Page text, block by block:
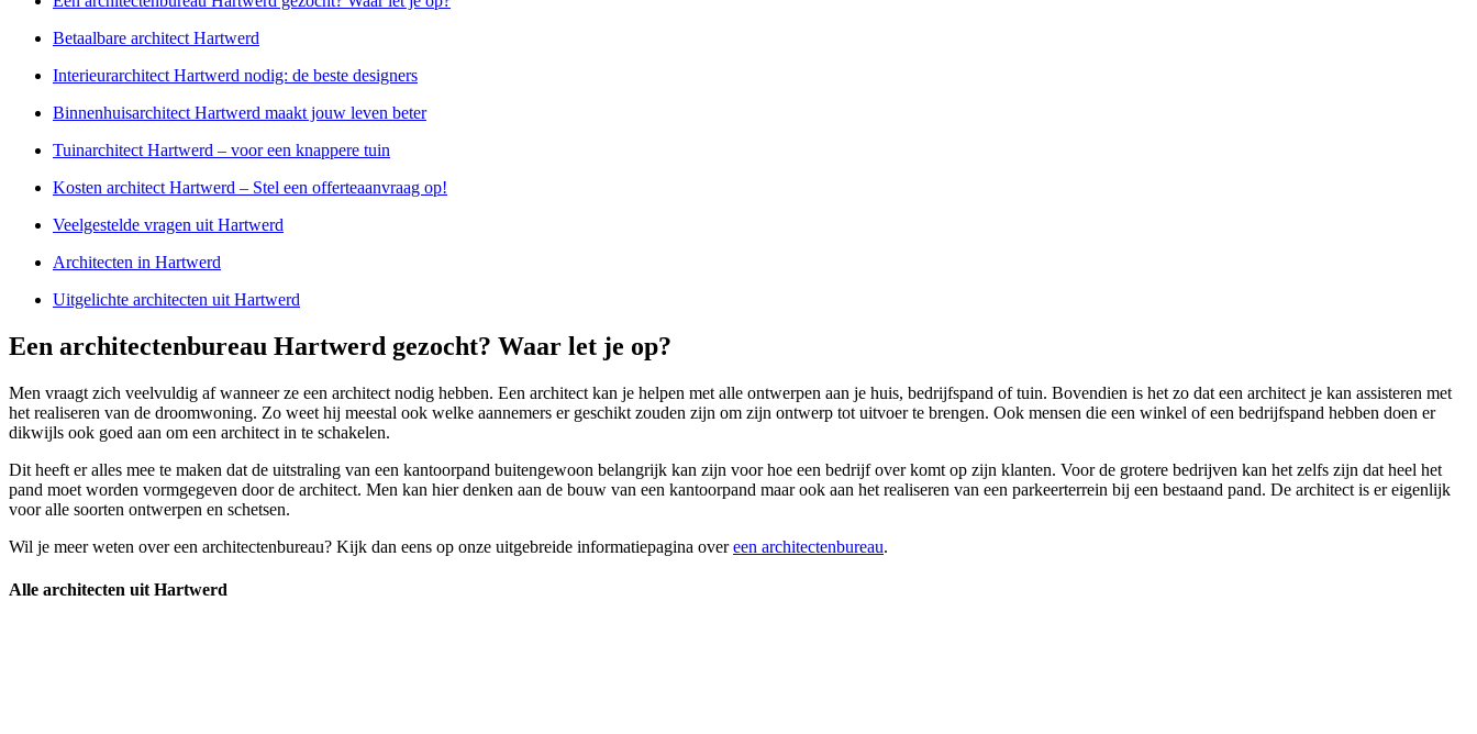
Betaalbare architect Hartwerd
Interieurarchitect Hartwerd nodig: de beste designers
Binnenhuisarchitect Hartwerd maakt jouw leven beter
Tuinarchitect Hartwerd – voor een knappere tuin
Kosten architect Hartwerd – Stel een offerteaanvraag op!
Veelgestelde vragen uit Hartwerd
Architecten in Hartwerd
Uitgelichte architecten uit Hartwerd
Een architectenbureau Hartwerd gezocht? Waar let je op?
Men vraagt zich veelvuldig af wanneer ze een architect nodig hebben. Een architect kan je helpen met alle ontwerpen aan je huis, bedrijfspand of tuin. Bovendien is het zo dat een architect je kan assisteren met
het realiseren van de droomwoning. Zo weet hij meestal ook welke aannemers er geschikt zouden zijn om zijn ontwerp tot uitvoer te brengen. Ook mensen die een winkel of een bedrijfspand hebben doen er
dikwijls ook goed aan om een architect in te schakelen.
Dit heeft er alles mee te maken dat de uitstraling van een kantoorpand buitengewoon belangrijk kan zijn voor hoe een bedrijf over komt op zijn klanten. Voor de grotere bedrijven kan het zelfs zijn dat heel het
pand moet worden vormgegeven door de architect. Men kan hier denken aan de bouw van een kantoorpand maar ook aan het realiseren van een parkeerterrein bij een bestaand pand. De architect is er eigenlijk
voor alle soorten ontwerpen en schetsen.
Wil je meer weten over een architectenbureau? Kijk dan eens op onze uitgebreide informatiepagina overeen architectenbureau.
Alle architecten uit Hartwerd